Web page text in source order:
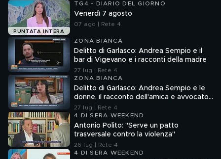
PUNTATA INTERA
TG4 - DIARIO DEL GIORNO
Venerdì 7 agosto
07 ago | Rete 4
ZONA BIANCA
Delitto di Garlasco: Andrea Sempio e il
bar di Vigevano e i racconti della madre
27 lug | Rete 4
ZONA BIANCA
Delitto di Garlasco: Andrea Sempio e le
donne, il racconto dell'amica e avvocato
Angela Taccia
27 lug | Rete 4
4 DI SERA WEEKEND
Antonio Polito: "Serve un patto
trasversale contro la violenza"
26 lug | Rete 4
4 DI SERA WEEKEND